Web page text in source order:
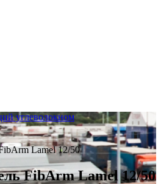
углеволокном
Lamel 12/50
FibArm Lamel 12/50